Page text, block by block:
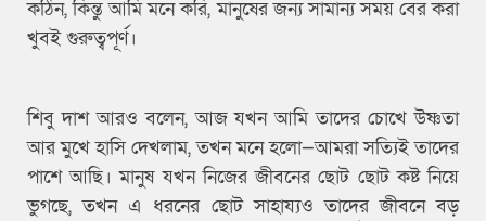
কঠিন, কিন্তু আমি মনে করি, মানুষের জন্য সামান্য সময় বের করা
খুবই গুরুত্বপূর্ণ।
শিবু দাশ আরও বলেন, আজ যখন আমি তাদের চোখে উষ্ণতা
আর মুখে হাসি দেখলাম, তখন মনে হলো—আমরা সত্যিই তাদের
পাশে আছি। মানুষ যখন নিজের জীবনের ছোট ছোট কষ্ট নিয়ে
ভুগছে, তখন এ ধরনের ছোট সাহায্যও তাদের জীবনে বড়